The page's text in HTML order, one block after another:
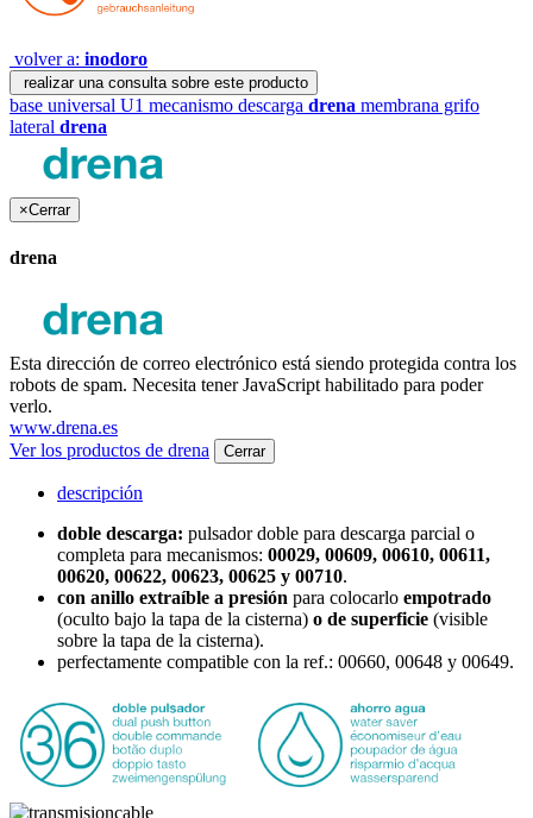
volver a: inodoro
realizar una consulta sobre este producto
base universal U1 mecanismo descarga drena membrana grifo
lateral drena
×Cerrar
drena
Esta dirección de correo electrónico está siendo protegida contra los
robots de spam. Necesita tener JavaScript habilitado para poder
verlo.
www.drena.es
Ver los productos de drena
Cerrar
descripción
doble descarga: pulsador doble para descarga parcial o
completa para mecanismos: 00029, 00609, 00610, 00611,
00620, 00622, 00623, 00625 y 00710.
con anillo extraíble a presión para colocarlo empotrado
(oculto bajo la tapa de la cisterna) o de superficie (visible
sobre la tapa de la cisterna).
perfectamente compatible con la ref.: 00660, 00648 y 00649.